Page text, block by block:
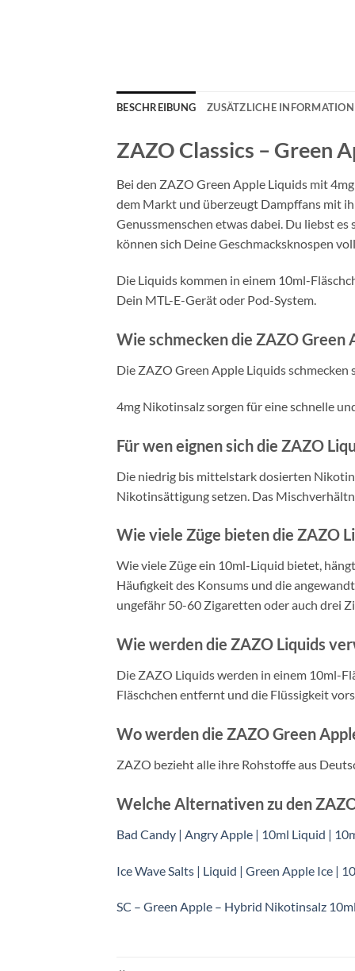
BESCHREIBUNG ZUSÄTZLICHE
ZAZO Classics – Green
Bei den ZAZO Green Apple Liquids mit
dem Markt und überzeugt Dampffans mit
Genussmenschen etwas dabei. Du liebst
können sich Deine Geschmacksknospen
Die Liquids kommen in einem 10ml-
Dein MTL-E-Gerät oder Pod-System.
Wie schmecken die ZAZO Green
Die ZAZO Green Apple Liquids
4mg Nikotinsalz sorgen für eine schnelle
Für wen eignen sich die ZAZO
Die niedrig bis mittelstark dosierten
Nikotinsättigung setzen. Das
Wie viele Züge bieten die ZAZO
Wie viele Züge ein 10ml-Liquid bietet,
Häufigkeit des Konsums und die
ungefähr 50-60 Zigaretten oder auch drei
Wie werden die ZAZO Liquids
Die ZAZO Liquids werden in einem 10ml-
Fläschchen entfernt und die Flüssigkeit
Wo werden die ZAZO Green
ZAZO bezieht alle ihre Rohstoffe aus
Welche Alternativen zu den
Bad Candy | Angry Apple | 10ml Liquid |
Ice Wave Salts | Liquid | Green Apple Ice |
SC – Green Apple – Hybrid Nikotinsalz